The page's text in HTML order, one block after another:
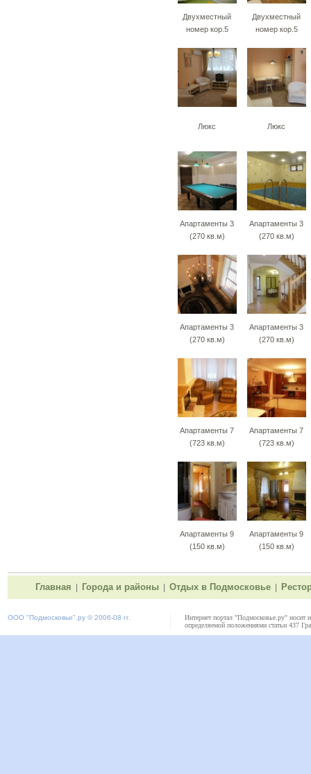
Двухместный
номер кор.5
Двухместный
номер кор.5
Люкс Люкс
Апартаменты 3
(270 кв.м)
Апартаменты 3
(270 кв.м)
Апартаменты 3
(270 кв.м)
Апартаменты 3
(270 кв.м)
Апартаменты 7
(723 кв.м)
Апартаменты 7
(723 кв.м)
Апартаменты 9
(150 кв.м)
Апартаменты 9
(150 кв.м)
Главная Города и районы Отдых в Подмосковье
ООО "Подмосковье" .ру © 2006-08 гг.
Интернет портал "Подмосковье.ру" носит
определяемой положениями статьи 437